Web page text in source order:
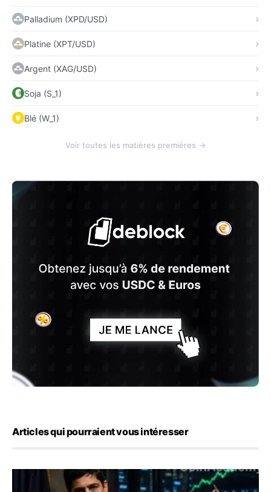
Palladium (XPD/USD)
Platine (XPT/USD)
Argent (XAG/USD)
Soja (S_1)
Blé (W_1)
Voir toutes les matières premières →
Articles qui pourraient vous intéresser
Emploi américain : 23 000 postes détruits en juillet, les